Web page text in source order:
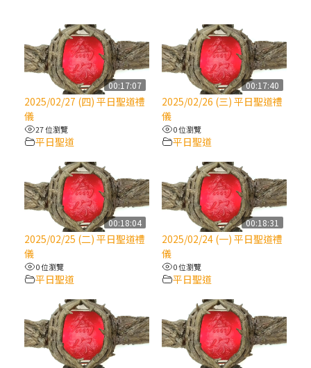
(2)黃敏正主教帶你做「四旬期避靜」—【逾
越的智慧】：七項齋戒的意義與益處
【信仰之旅】第九集：「如果你的痛苦比快
樂多」—歐義明神父 / 應芝莉老師
(1)黃敏正主教帶你做「四旬期避靜」—【逾
越的智慧】：聖方濟的靈修，「不占為己
有」
【信仰之旅】第八集：「耶穌為什麼降生到
人世」—高樂祈修女
2025/10/10【萬物讚頌頌歌 – 太陽與生態音
樂會】紀念聖方濟與已逝教宗方濟各（中）
2025/10/10【萬物讚頌頌歌 – 太陽與生態音
樂會】紀念聖方濟與已逝教宗方濟各（下）
00:17:07
2025/02/27 (四) 平日聖道禮
儀
27 位瀏覽
平日聖道
00:17:40
2025/02/26 (三) 平日聖道禮
儀
0 位瀏覽
平日聖道
00:18:04
2025/02/25 (二) 平日聖道禮
儀
0 位瀏覽
平日聖道
00:18:31
2025/02/24 (一) 平日聖道禮
儀
0 位瀏覽
平日聖道